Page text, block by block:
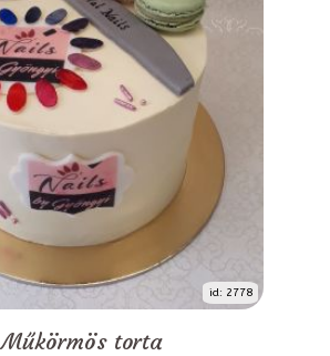
id: 2778
Műkörmös torta